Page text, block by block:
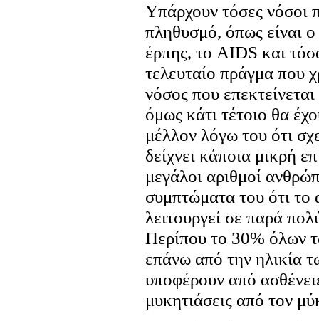
Υπάρχουν τόσες νόσοι
πληθυσμό, όπως είναι ο
έρπης, το AIDS και
τελευταίο πράγμα που
νόσος που
όμως κάτι τέτοιο θα
μέλλον λόγω του ότι
δείχνει κάποια μικρή
μεγάλοι αριθμοί
συμπτώματα του ότι το
λειτουργεί σε παρά
Περίπου το 30% όλων
επάνω από την ηλικία
υποφέρουν από
μυκητιάσεις από τον